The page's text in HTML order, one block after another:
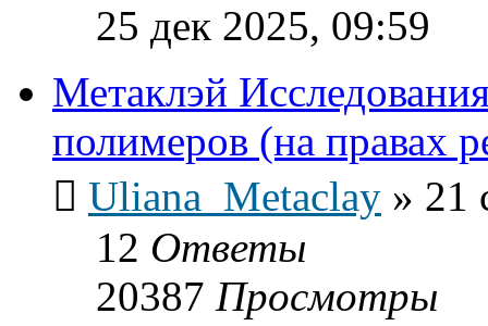
25 дек 2025, 09:59
Метаклэй
полимеров (на правах
Uliana_Metaclay » 21
12 Ответы
20387 Просмотры